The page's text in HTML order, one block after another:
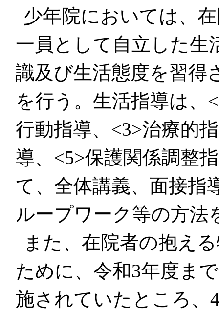
少年院においては、
一員として自立した生
識及び生活態度を習得
を行う。生活指導は、
行動指導、<3>治療的
導、<5>保護関係調整
て、全体講義、面接指
ループワーク等の方法
また、在院者の抱え
ために、令和3年度ま
施されていたところ、